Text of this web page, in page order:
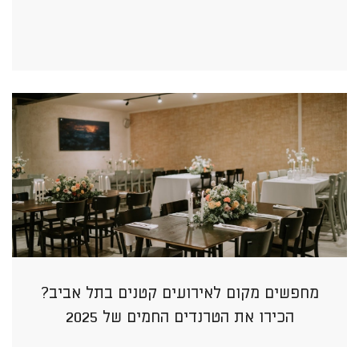
מחפשים מקום לאירועים קטנים בתל אביב?
הכירו את הטרנדים החמים של 2025